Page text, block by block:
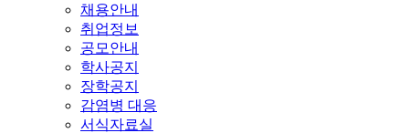
채용안내
취업정보
공모안내
학사공지
장학공지
감염병 대응
서식자료실